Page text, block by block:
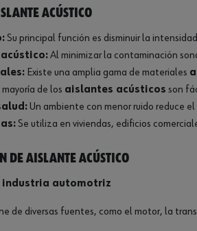
acústico
Su principal función es disminuir la
Al minimizar la contaminación
Existe una amplia gama de materiales
mayoría de los aislantes acústicos son
Un ambiente con menor ruido reduce
Se utiliza en viviendas, edificios
de aislante acústico
industria automotriz
de diversas fuentes, como el motor, la